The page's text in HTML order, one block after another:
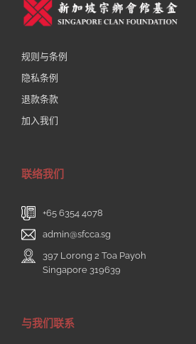
规则与条例
隐私条例
退款条款
加入我们
联络我们
+65 6354 4078
admin@sfcca.sg
397 Lorong 2 Toa Payoh
Singapore 319639
与我们联系